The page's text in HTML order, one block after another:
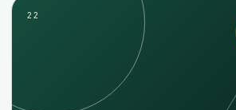
22